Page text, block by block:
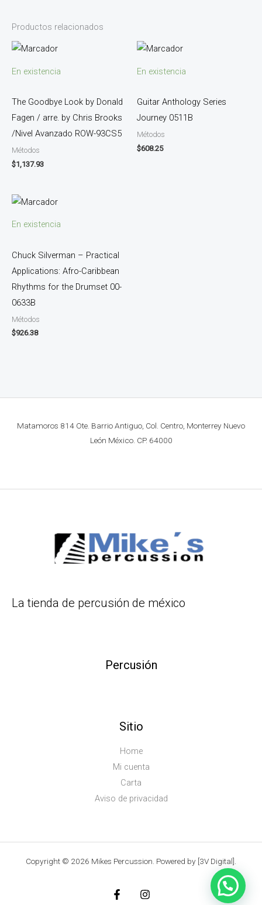
Productos relacionados
En existencia
The Goodbye Look by Donald
Fagen / arre. by Chris Brooks
/Nivel Avanzado ROW-93CS5
Métodos
$1,137.93
En existencia
Guitar Anthology Series
Journey 0511B
Métodos
$608.25
En existencia
Chuck Silverman – Practical
Applications: Afro-Caribbean
Rhythms for the Drumset 00-
0633B
Métodos
$926.38
Matamoros 814 Ote. Barrio Antiguo, Col. Centro, Monterrey Nuevo
León México. CP. 64000
La tienda de percusión de méxico
Percusión
Sitio
Home
Mi cuenta
Carta
Aviso de privacidad
Copyright © 2026 Mikes Percussion. Powered by [3V Digital].